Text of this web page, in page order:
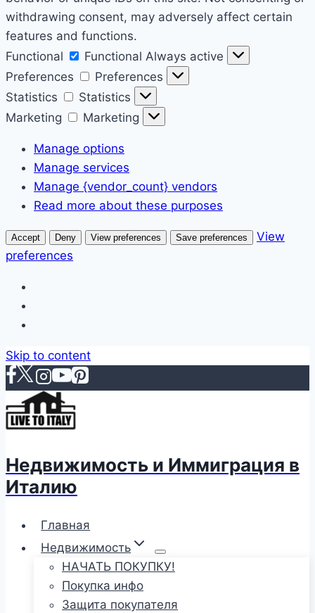
withdrawing consent, may adversely affect certain
features and functions.
Functional
Functional Always active
Preferences
Preferences
Statistics
Statistics
Marketing
Marketing
Manage options
Manage services
Manage {vendor_count} vendors
Read more about these purposes
Accept Deny View preferences Save preferences
View
preferences
Skip to content
Недвижимость и Иммиграция в
Италию
Главная
Недвижимость
НАЧАТЬ ПОКУПКУ!
Покупка инфо
Защита покупателя